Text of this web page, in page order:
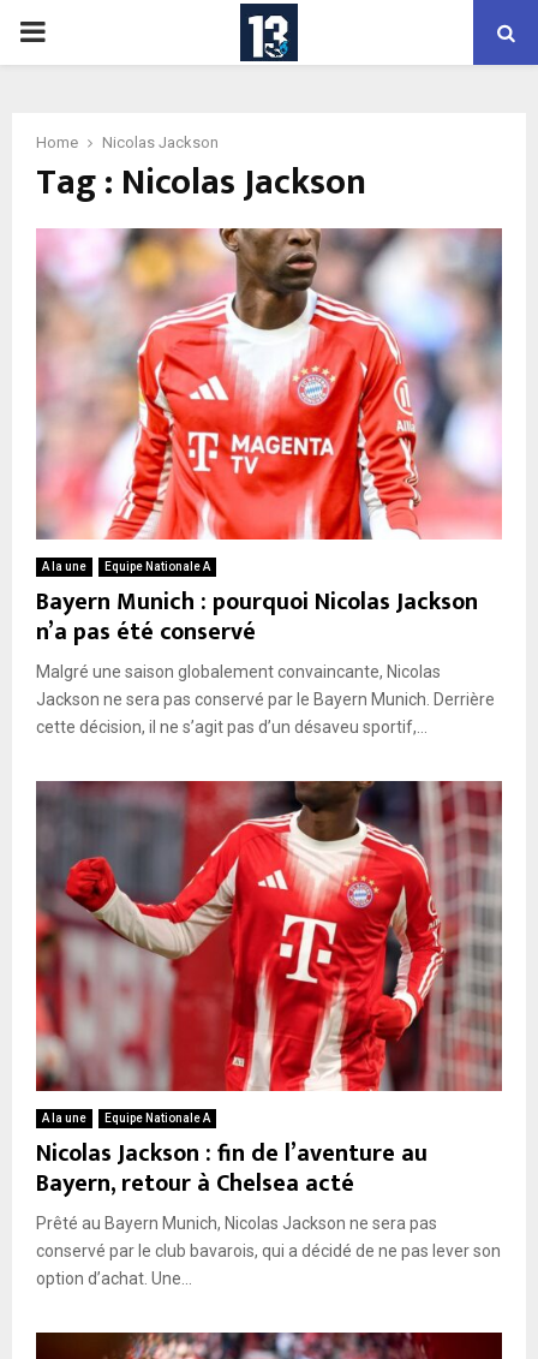
PRIMARY
Home Nicolas Jackson
Tag : Nicolas Jackson
A la une Equipe Nationale A
Bayern Munich : pourquoi Nicolas Jackson
n’a pas été conservé
Malgré une saison globalement convaincante, Nicolas
Jackson ne sera pas conservé par le Bayern Munich. Derrière
cette décision, il ne s’agit pas d’un désaveu sportif,...
A la une Equipe Nationale A
Nicolas Jackson : fin de l’aventure au
Bayern, retour à Chelsea acté
Prêté au Bayern Munich, Nicolas Jackson ne sera pas
conservé par le club bavarois, qui a décidé de ne pas lever son
option d’achat. Une...